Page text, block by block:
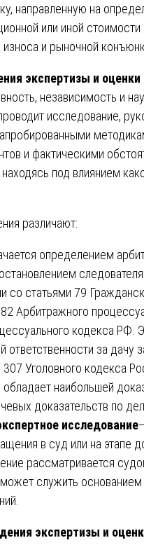
направленную на
или иной
и рыночной
экспертизы и оценки
независимость и
исследование,
и фактическими
под влиянием
различают:
определением
со статьями 79
Арбитражного
кодекса РФ.
ответственности за дачу
Уголовного кодекса
наибольшей
доказательств по
исследование
в суд или на этапе
рассматривается
служить
экспертизы и